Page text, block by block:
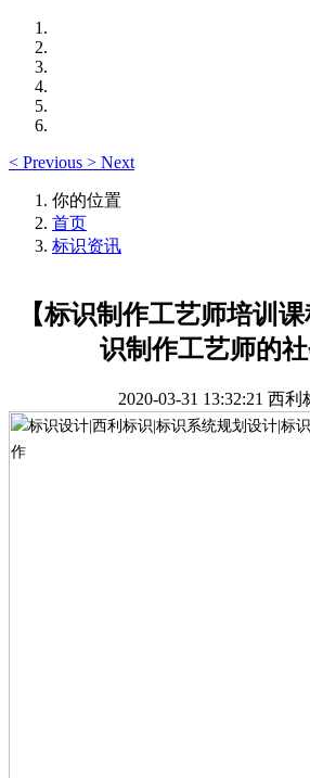
< Previous > Next
你的位置
首页
标识资讯
【标识制作工艺师培训
识制作工艺师的
2020-03-31 13:32:21 西利